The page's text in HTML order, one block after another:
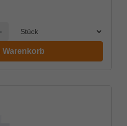
erhöhen
Warenkorb